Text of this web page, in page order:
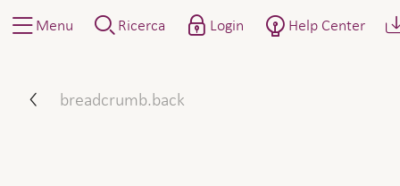
Menu Ricerca Login Help Center
breadcrumb.back